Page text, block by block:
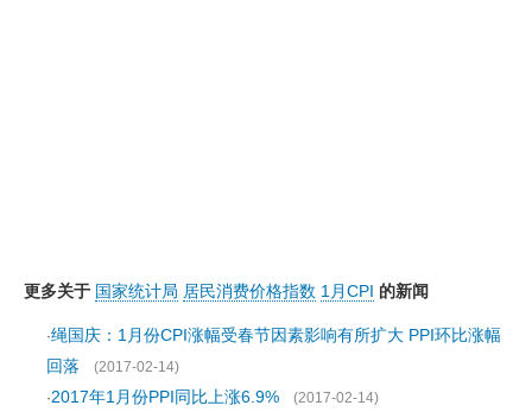
更多关于 国家统计局 居民消费价格指数 1月CPI 的新闻
·绳国庆：1月份CPI涨幅受春节因素影响有所扩大 PPI环比涨幅
回落
(2017-02-14)
·2017年1月份PPI同比上涨6.9% (2017-02-14)